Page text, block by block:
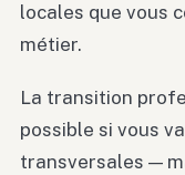
locales que vous
métier.
La transition
possible si vous
transversales —